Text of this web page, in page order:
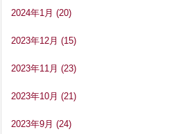
2024年1月 (20)
2023年12月 (15)
2023年11月 (23)
2023年10月 (21)
2023年9月 (24)